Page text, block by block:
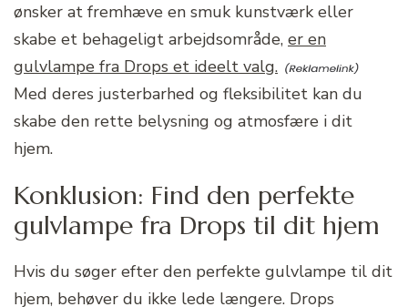
ønsker at fremhæve en smuk kunstværk eller
skabe et behageligt arbejdsområde, er en
gulvlampe fra Drops et ideelt valg.
Med deres justerbarhed og fleksibilitet kan du
skabe den rette belysning og atmosfære i dit
hjem.
Konklusion: Find den perfekte
gulvlampe fra Drops til dit hjem
Hvis du søger efter den perfekte gulvlampe til dit
hjem, behøver du ikke lede længere. Drops